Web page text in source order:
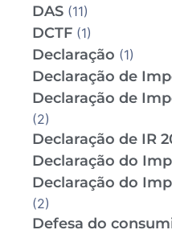
DAS (11)
DCTF (1)
Declaração (1)
Declaração de
Declaração de
(2)
Declaração de IR
Declaração do
Declaração do
(2)
Defesa do